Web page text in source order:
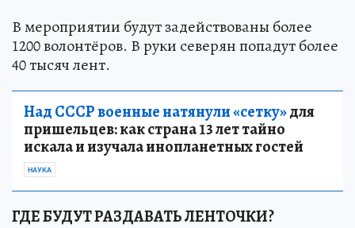
В мероприятии будут задействованы более
1200 волонтёров. В руки северян попадут более
40 тысяч лент.
Над СССР военные натянули «сетку»для
пришельцев: как страна 13 лет тайно
искала и изучала инопланетных гостей
НАУКА
ГДЕ БУДУТ РАЗДАВАТЬ ЛЕНТОЧКИ?